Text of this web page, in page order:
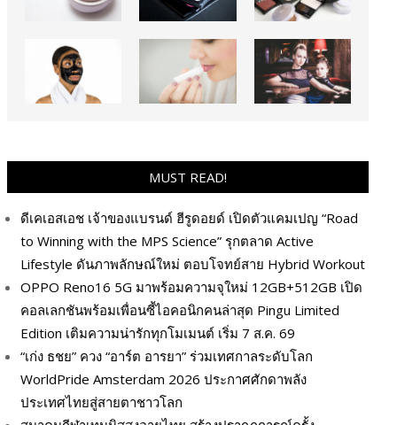
MUST READ!
ดีเคเอสเอช เจ้าของแบรนด์ ฮีรูดอยด์ เปิดตัวแคมเปญ “Road
to Winning with the MPS Science” รุกตลาด Active
Lifestyle ดันภาพลักษณ์ใหม่ ตอบโจทย์สาย Hybrid Workout
OPPO Reno16 5G มาพร้อมความจุใหม่ 12GB+512GB เปิด
คอลเลกชันพร้อมเพื่อนซี้ไอคอนิกคนล่าสุด Pingu Limited
Edition เติมความน่ารักทุกโมเมนต์ เริ่ม 7 ส.ค. 69
“เก่ง ธชย” ควง “อาร์ต อารยา” ร่วมเทศกาลระดับโลก
WorldPride Amsterdam 2026 ประกาศศักดาพลัง
ประเทศไทยสู่สายตาชาวโลก